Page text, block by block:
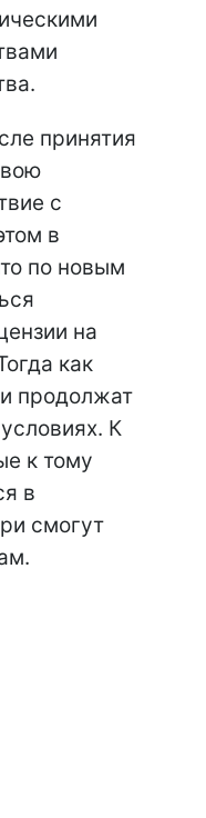
принятия
с
в
по новым
на
как
продолжат
К
к тому
в
смогут